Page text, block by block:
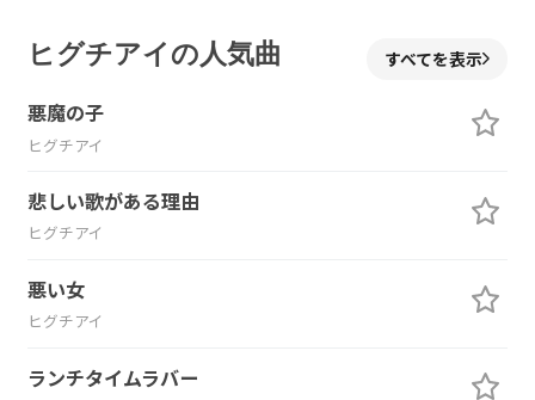
ヒグチアイの人気曲 すべてを表示
悪魔の子
ヒグチアイ
悲しい歌がある理由
ヒグチアイ
悪い女
ヒグチアイ
ランチタイムラバー